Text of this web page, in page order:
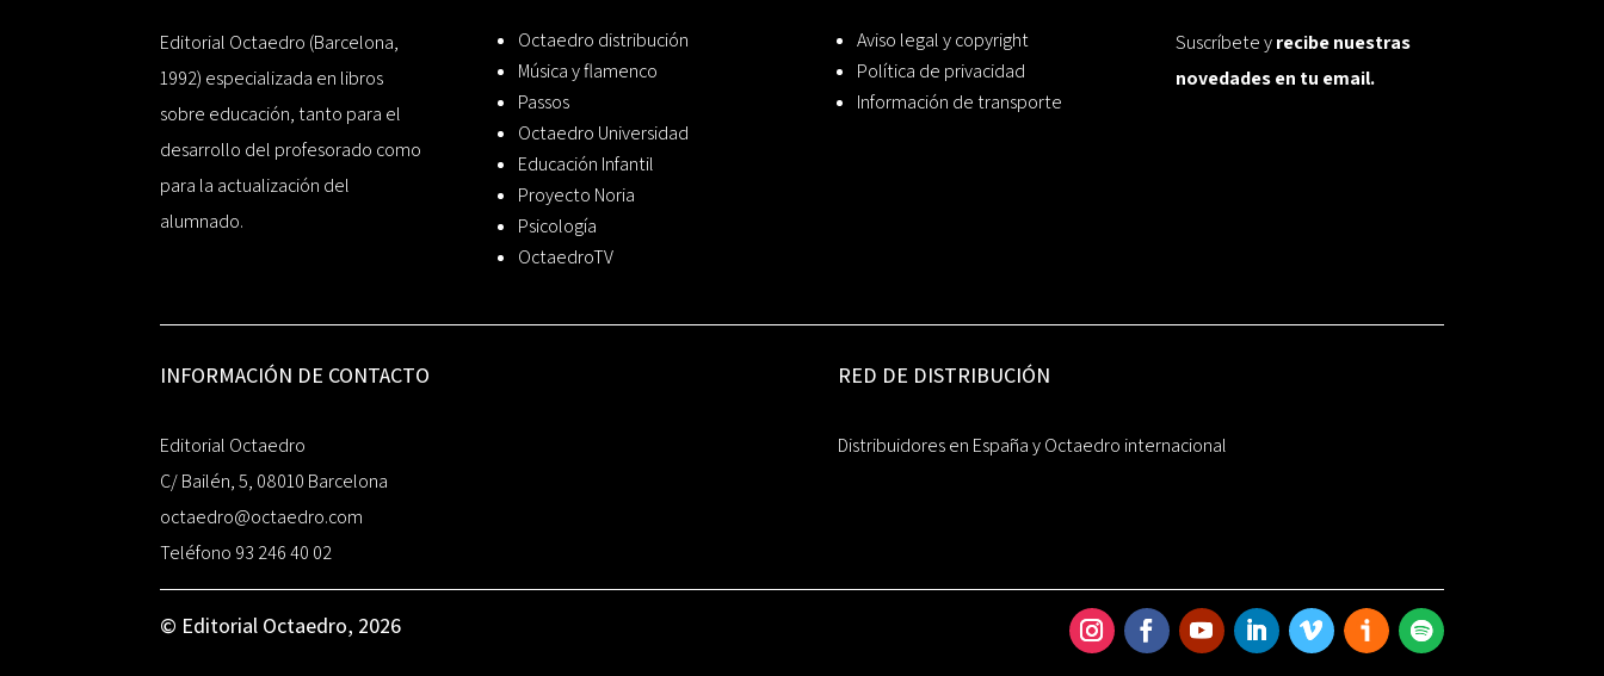
Editorial Octaedro (Barcelona,
1992) especializada en libros
sobre educación, tanto para el
desarrollo del profesorado como
para la actualización del
alumnado.
Octaedro distribución
Música y flamenco
Passos
Octaedro Universidad
Educación Infantil
Proyecto Noria
Psicología
OctaedroTV
Aviso legal y copyright
Política de privacidad
Información de transporte
Suscríbete yrecibe nuestras
novedades en tu email.
INFORMACIÓN DE CONTACTO
Editorial Octaedro
C/ Bailén, 5, 08010 Barcelona
octaedro@octaedro.com
Teléfono 93 246 40 02
RED DE DISTRIBUCIÓN
Distribuidores en España y Octaedro internacional
© Editorial Octaedro, 2026